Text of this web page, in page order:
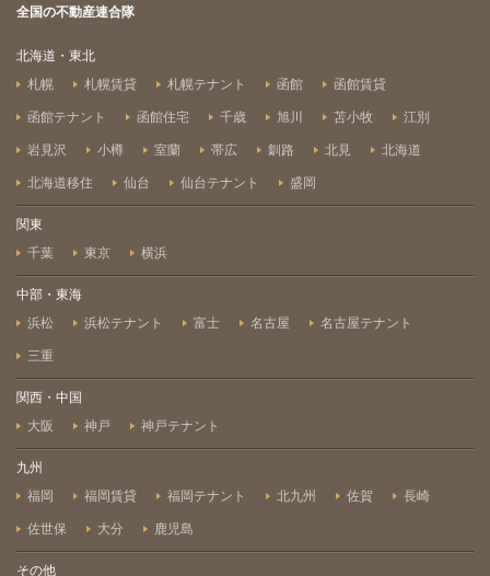
全国の不動産連合隊
北海道・東北
札幌
札幌賃貸 札幌テナント 函館 函館賃貸
函館テナント 函館住宅 千歳 旭川 苫小牧 江別
岩見沢 小樽 室蘭 帯広 釧路 北見 北海道
北海道移住 仙台 仙台テナント 盛岡
関東
千葉
東京 横浜
中部・東海
浜松
浜松テナント 富士 名古屋 名古屋テナント
三重
関西・中国
大阪
神戸 神戸テナント
九州
福岡
福岡賃貸 福岡テナント 北九州 佐賀 長崎
佐世保 大分 鹿児島
その他